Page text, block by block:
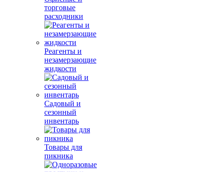
торговые
расходники
Реагенты и
незамерзающие
жидкости
Садовый и
сезонный
инвентарь
Товары для
пикника